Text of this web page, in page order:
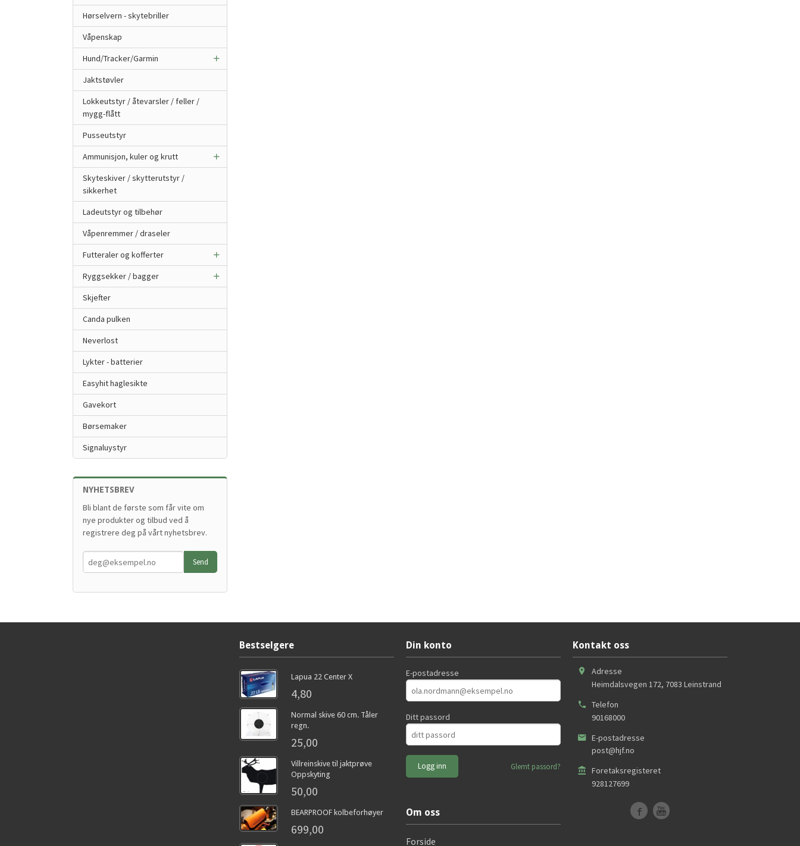
Hørselvern - skytebriller
Våpenskap
Hund/Tracker/Garmin
Jaktstøvler
Lokkeutstyr / åtevarsler / feller /
mygg-flått
Pusseutstyr
Ammunisjon, kuler og krutt
Skyteskiver / skytterutstyr /
sikkerhet
Ladeutstyr og tilbehør
Våpenremmer / draseler
Futteraler og kofferter
Ryggsekker / bagger
Skjefter
Canda pulken
Neverlost
Lykter - batterier
Easyhit haglesikte
Gavekort
Børsemaker
Signaluystyr
NYHETSBREV
Bli blant de første som får vite om
nye produkter og tilbud ved å
registrere deg på vårt nyhetsbrev.
Bestselgere
Lapua 22 Center X
4,80
Normal skive 60 cm. Tåler
regn.
25,00
Villreinskive til jaktprøve
Oppskyting
50,00
BEARPROOF kolbeforhøyer
699,00
Din konto
E-postadresse
Ditt passord
Glemt passord?
Om oss
Forside
Kontakt oss
Adresse
Heimdalsvegen 172, 7083 Leinstrand
Telefon
90168000
E-postadresse
post@hjf.no
Foretaksregisteret
928127699